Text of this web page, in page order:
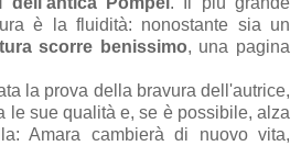
è la fluidità: nonostante sia un
scorre benissimo, una pagina
la prova della bravura dell'autrice,
le sue qualità e, se è possibile, alza
Amara cambierà di nuovo vita,